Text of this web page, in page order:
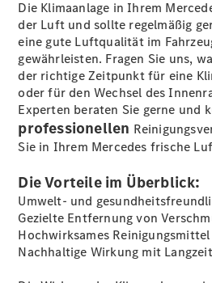
Übersicht
Reifen &
Kompletträder
Teile &
Zubehör
Pannen- &
Schadenhilfe
Reparatur &
Werkstatt
Rückrufe &
Umrüstungen
Warnung:
Die Klimaanlage in Ihrem
der Luft und sollte regelmäßig
eine gute Luftqualität im
gewährleisten. Fragen Sie uns,
der richtige Zeitpunkt für eine
oder für den Wechsel des
Experten beraten Sie gerne und
professionellen
Sie in Ihrem Mercedes frische
Die Vorteile im Überblick:
Umwelt- und
Gezielte Entfernung von
Hochwirksames Reinigungsmittel
Nachhaltige Wirkung mit